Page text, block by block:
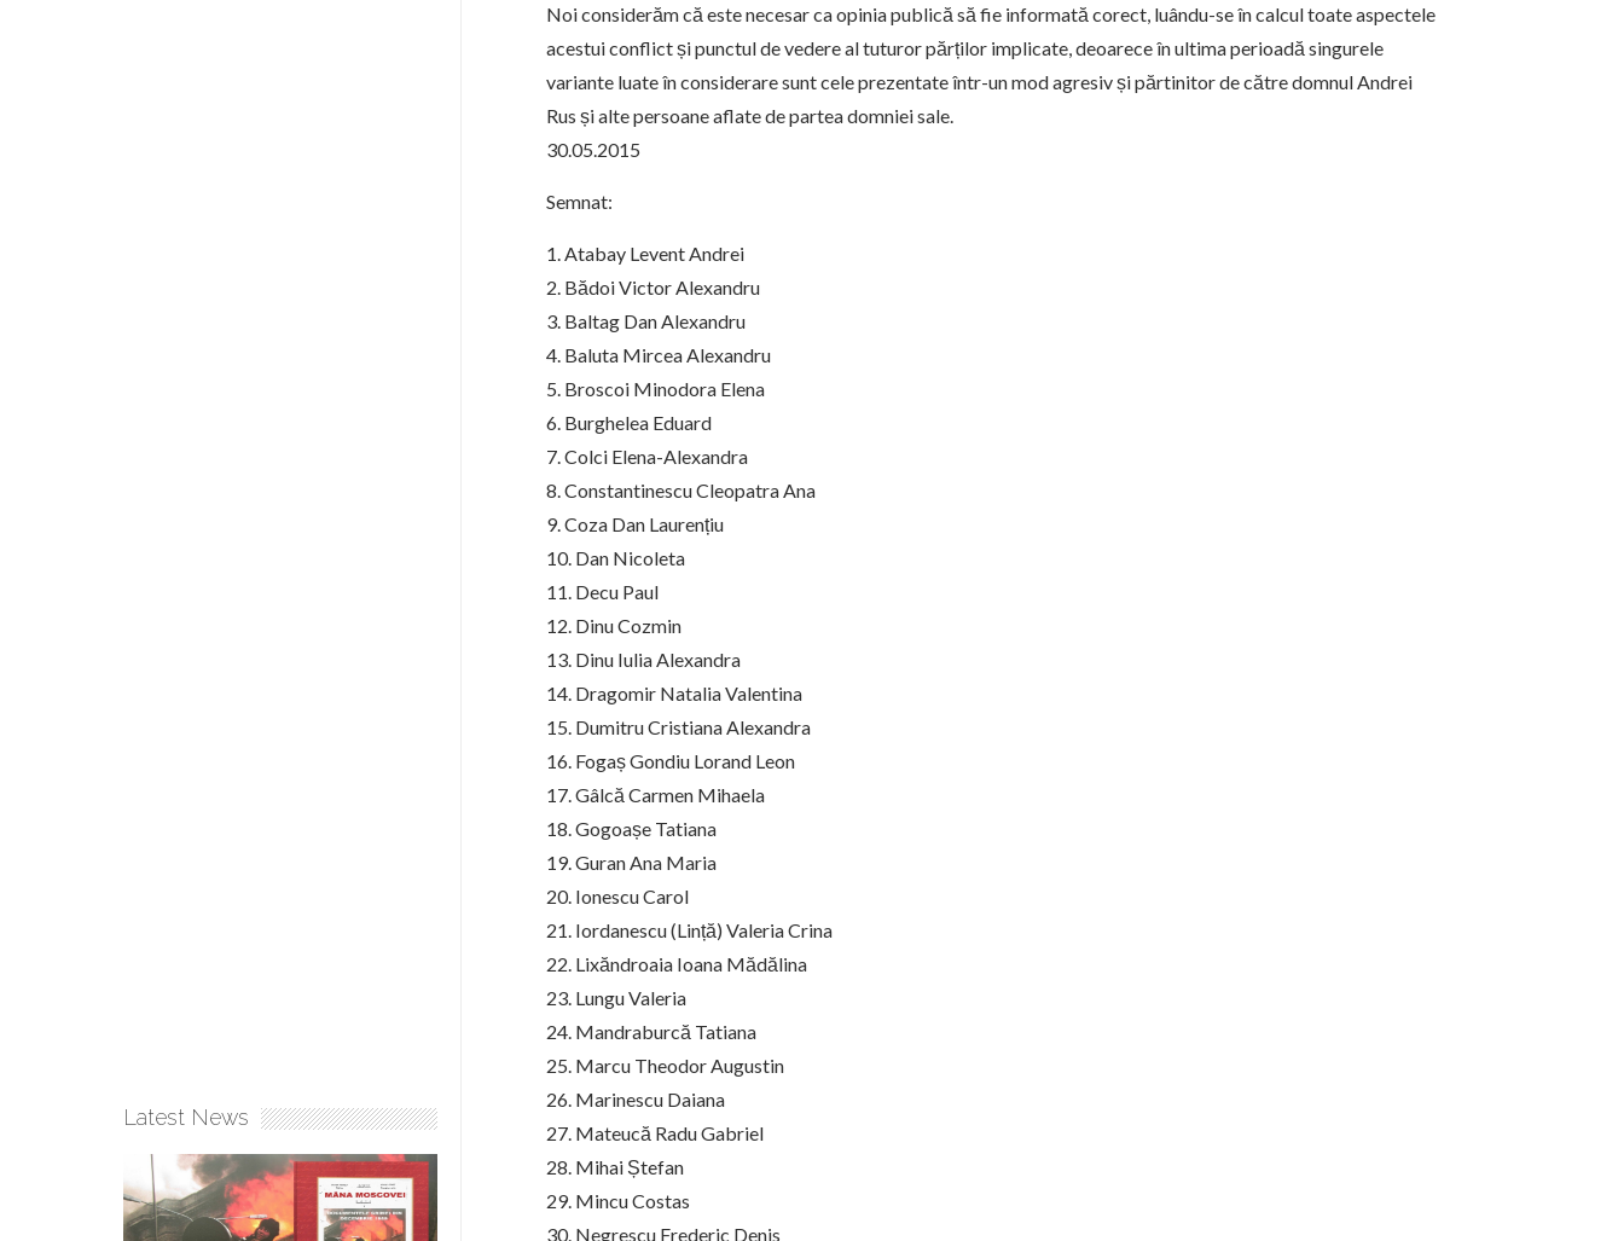
Noi considerăm că este necesar ca opinia publică să fie informată corect, luându-se în calcul toate aspectele
acestui conflict și punctul de vedere al tuturor părților implicate, deoarece în ultima perioadă singurele
variante luate în considerare sunt cele prezentate într-un mod agresiv și părtinitor de către domnul Andrei
Rus și alte persoane aflate de partea domniei sale.
30.05.2015
Semnat:
1. Atabay Levent Andrei
2. Bădoi Victor Alexandru
3. Baltag Dan Alexandru
4. Baluta Mircea Alexandru
5. Broscoi Minodora Elena
6. Burghelea Eduard
7. Colci Elena-Alexandra
8. Constantinescu Cleopatra Ana
9. Coza Dan Laurențiu
10. Dan Nicoleta
11. Decu Paul
12. Dinu Cozmin
13. Dinu Iulia Alexandra
14. Dragomir Natalia Valentina
15. Dumitru Cristiana Alexandra
16. Fogaș Gondiu Lorand Leon
17. Gâlcă Carmen Mihaela
18. Gogoașe Tatiana
19. Guran Ana Maria
20. Ionescu Carol
21. Iordanescu (Lință) Valeria Crina
22. Lixăndroaia Ioana Mădălina
23. Lungu Valeria
24. Mandraburcă Tatiana
25. Marcu Theodor Augustin
26. Marinescu Daiana
27. Mateucă Radu Gabriel
28. Mihai Ștefan
29. Mincu Costas
30. Negrescu Frederic Denis
Latest News